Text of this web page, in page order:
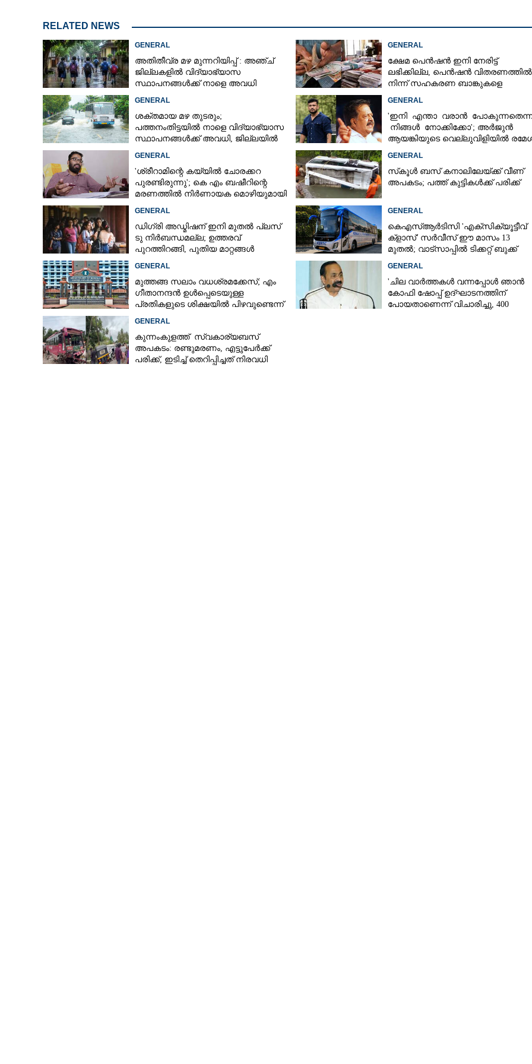
RELATED NEWS
GENERAL
അതിതീവ്ര മഴ മുന്നറിയിപ്പ് : അഞ്ച്
ജില്ലകളിൽ വിദ്യാഭ്യാസ
സ്ഥാപനങ്ങൾക്ക് നാളെ അവധി
GENERAL
ക്ഷേമ പെൻഷൻ ഇനി നേരിട്ട്
ലഭിക്കില്ല,​ പെൻഷൻ വിതരണത്തിൽ
നിന്ന് സഹകരണ ബാങ്കുകളെ
GENERAL
ശക്തമായ മഴ തുടരും;
പത്തനംതിട്ടയിൽ നാളെ വിദ്യാഭ്യാസ
സ്ഥാപനങ്ങൾക്ക് അവധി,​ ജില്ലയിൽ
GENERAL
'ഇനി എന്താ വരാൻ
നിങ്ങൾ നോക്കിക്കോ'; അർജുൻ
ആയങ്കിയുടെ വെല്ലുവിളിയിൽ
GENERAL
'ശ്രീറാമിന്റെ കയ്യിൽ ചോരക്കറ
പുരണ്ടിരുന്നു'; കെ എം ബഷീറിന്റെ
മരണത്തിൽ നിർണായക മൊഴിയുമായി
GENERAL
സ്‌കൂൾ ബസ് കനാലിലേയ്ക്ക് വീണ്
അപകടം; പത്ത് കുട്ടികൾക്ക് പരിക്ക്
GENERAL
ഡിഗ്രി അഡ്മിഷന് ഇനി മുതൽ പ്ലസ്
ടു നിർബന്ധമല്ല; ഉത്തരവ്
പുറത്തിറങ്ങി, പുതിയ മാറ്റങ്ങൾ
GENERAL
കെഎസ്‌ആർടിസി 'എക്‌സിക്യൂട്ടീവ്
ക്ളാസ്' സർവീസ് ഈ മാസം 13
മുതൽ; വാട്‌സാപ്പിൽ ടിക്കറ്റ് ബുക്ക്
GENERAL
മുത്തങ്ങ സലാം വധശ്രമക്കേസ്; എം
ഗീതാനന്ദൻ ഉൾപ്പെടെയുള്ള
പ്രതികളുടെ ശിക്ഷയിൽ പിഴവുണ്ടെന്ന്
GENERAL
'ചില വാർത്തകൾ വന്നപ്പോൾ ഞാൻ
കോഫി ഷോപ്പ് ഉദ്ഘാടനത്തിന്
പോയതാണെന്ന് വിചാരിച്ചു, 400
GENERAL
കുന്നംകുളത്ത് സ്വകാര്യബസ്
അപകടം: രണ്ടുമരണം, എട്ടുപേർക്ക്
പരിക്ക്, ഇടിച്ച് തെറിപ്പിച്ചത് നിരവധി
ത്തു വി​ട​ണം​
Share this link
Copy Link